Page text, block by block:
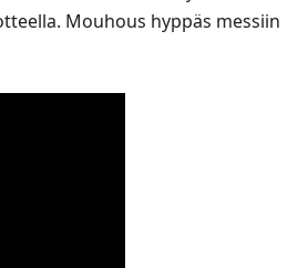
Mouhous hyppäs messiin